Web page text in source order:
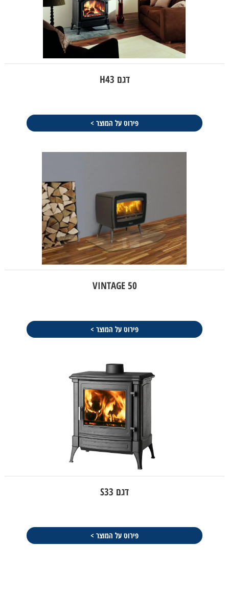
דגם H43
פירוט על המוצר >
VINTAGE 50
פירוט על המוצר >
דגם S33
פירוט על המוצר >